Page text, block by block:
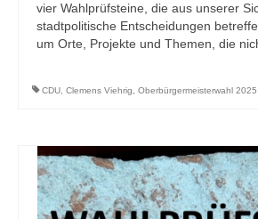
vier Wahlprüfsteine, die aus unserer
stadtpolitische Entscheidungen
um Orte, Projekte und Themen, die
CDU Clemens Viehrig Oberbürgermeisterwahl 2025